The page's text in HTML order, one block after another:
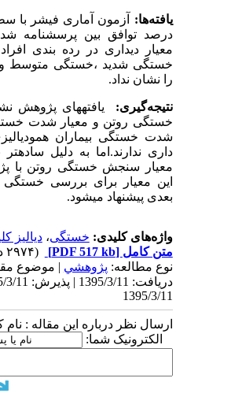
یافته‌ها:
درصد توافق بین پرسشنامه
معیار دیداری در رده بندی
خستگی شدید ،خستگی متوسط
را نشان نداد
نتیجه‌گیری:یافته­های پژوهش
خستگی روتن و معیار شدت
شدت خستگی بیماران
داری ندارند .اما به دلیل ساده­تر
معیار سنجش خستگی روتن با
این معیار برای بررسی خستگی
بعدی پیشنهاد می­شود.
واژه‌های کلیدی:خستگی،دیالیز
متن کامل[PDF 517 kb]
نوع مطالعه:پژوهشي| موضوع
1395/3/11
ارسال نظر درباره این مقاله : نام
الکترونیک شما: